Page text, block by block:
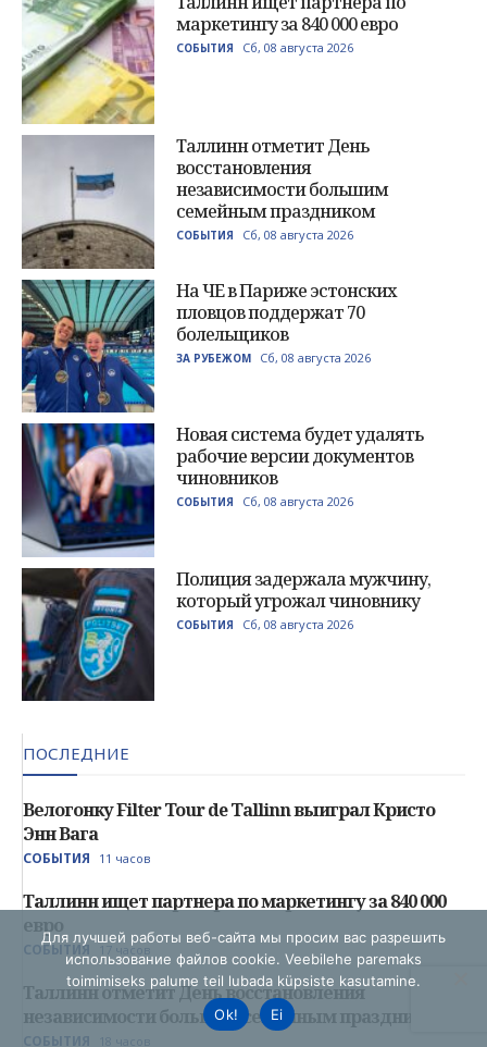
Для лучшей работы веб-сайта мы просим вас разрешить
использование файлов cookie. Veebilehe paremaks
toimimiseks palume teil lubada küpsiste kasutamine.
Ok!
Ei